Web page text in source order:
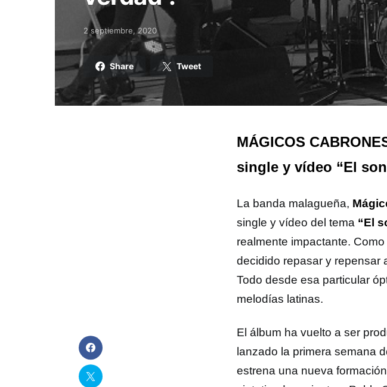
Posted on
2 septiembre, 2020
Share Tweet
MÁGICOS
single y vídeo “El
La banda malagueña,
single y vídeo del tema “El
realmente impactante.
decidido repasar y repensar
Todo desde esa particular
melodías latinas.
El álbum ha vuelto a ser
lanzado la primera semana
estrena una nueva